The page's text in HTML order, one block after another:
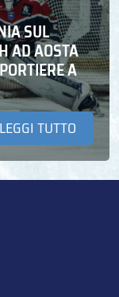
SUL
AD AOSTA
A
LEGGI TUTTO